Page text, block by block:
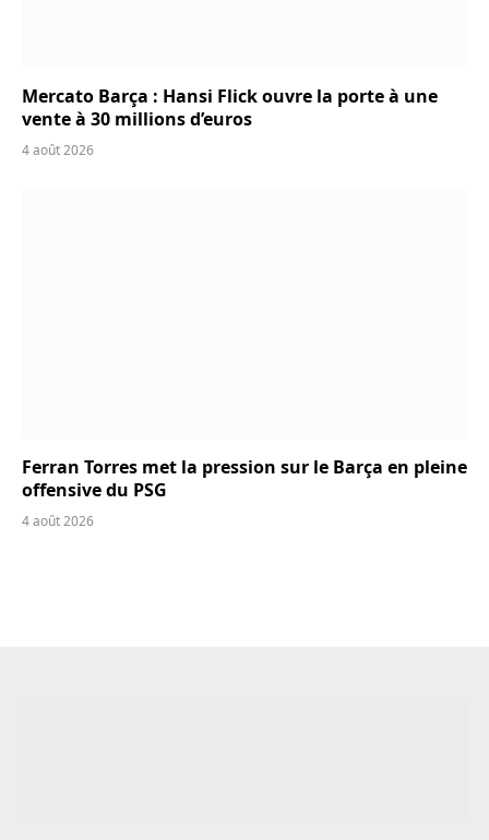
Mercato Barça : Hansi Flick ouvre la porte à une
vente à 30 millions d’euros
4 août 2026
Ferran Torres met la pression sur le Barça en pleine
offensive du PSG
4 août 2026